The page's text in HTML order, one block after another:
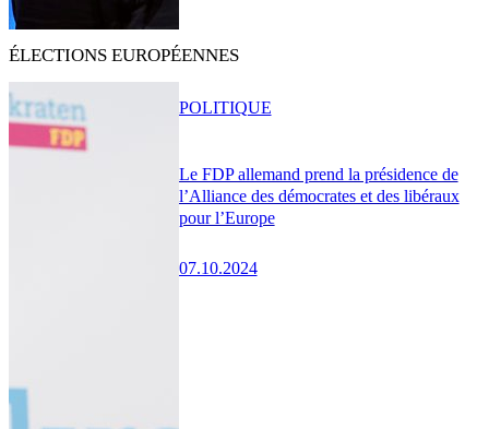
ÉLECTIONS EUROPÉENNES
Le FDP allemand prend la présidence de
l’Alliance des démocrates et des libéraux
pour l’Europe
07.10.2024
POLITIQUE